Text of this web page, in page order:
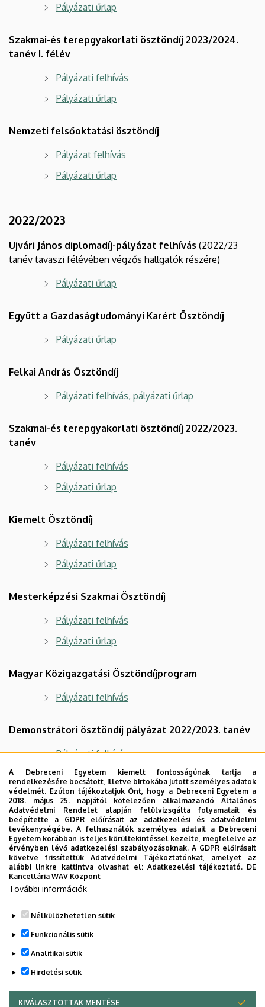
Pályázati űrlap
Szakmai-és terepgyakorlati ösztöndíj 2023/2024.
tanév I. félév
Pályázati felhívás
Pályázati űrlap
Nemzeti felsőoktatási ösztöndíj
Pályázat felhívás
Pályázati űrlap
2022/2023
Ujvári János diplomadíj-pályázat felhívás (2022/23
tanév tavaszi félévében végzős hallgatók részére)
Pályázati űrlap
Együtt a Gazdaságtudományi Karért Ösztöndíj
Pályázati űrlap
Felkai András Ösztöndíj
Pályázati felhívás, pályázati űrlap
Szakmai-és terepgyakorlati ösztöndíj 2022/2023.
tanév
Pályázati felhívás
Pályázati űrlap
Kiemelt Ösztöndíj
Pályázati felhívás
Pályázati űrlap
Mesterképzési Szakmai Ösztöndíj
Pályázati felhívás
Pályázati űrlap
Magyar Közigazgatási Ösztöndíjprogram
Pályázati felhívás
Demonstrátori ösztöndíj pályázat 2022/2023. tanév
Pályázati felhívás
Pályázati űrlap
MNB Kiválósági Ösztöndíj
Pályázati felhívás
Pályázati űrlap
Hallgatói nyilatkozat
Legutóbbi frissítés: 2026. 07. 07. 10:10
A Debreceni Egyetem kiemelt fontosságúnak tartja a
rendelkezésére bocsátott, illetve birtokába jutott személyes adatok
védelmét. Ezúton tájékoztatjuk Önt, hogy a Debreceni Egyetem a
2018. május 25. napjától kötelezően alkalmazandó Általános
Adatvédelmi Rendelet alapján felülvizsgálta folyamatait és
beépítette a GDPR előírásait az adatkezelési és adatvédelmi
tevékenységébe. A felhasználók személyes adatait a Debreceni
Egyetem korábban is teljes körültekintéssel kezelte, megfelelve az
érvényben lévő adatkezelési szabályozásoknak. A GDPR előírásait
követve frissítettük Adatvédelmi Tájékoztatónkat, amelyet az
alábbi linkre kattintva olvashat el:Adatkezelési tájékoztató. DE
Kancellária WAV Központ
További információk
Nélkülözhetetlen sütik
Funkcionális sütik
Analitikai sütik
Hirdetési sütik
KIVÁLASZTOTTAK MENTÉSE
WITHDRAW CONSENT